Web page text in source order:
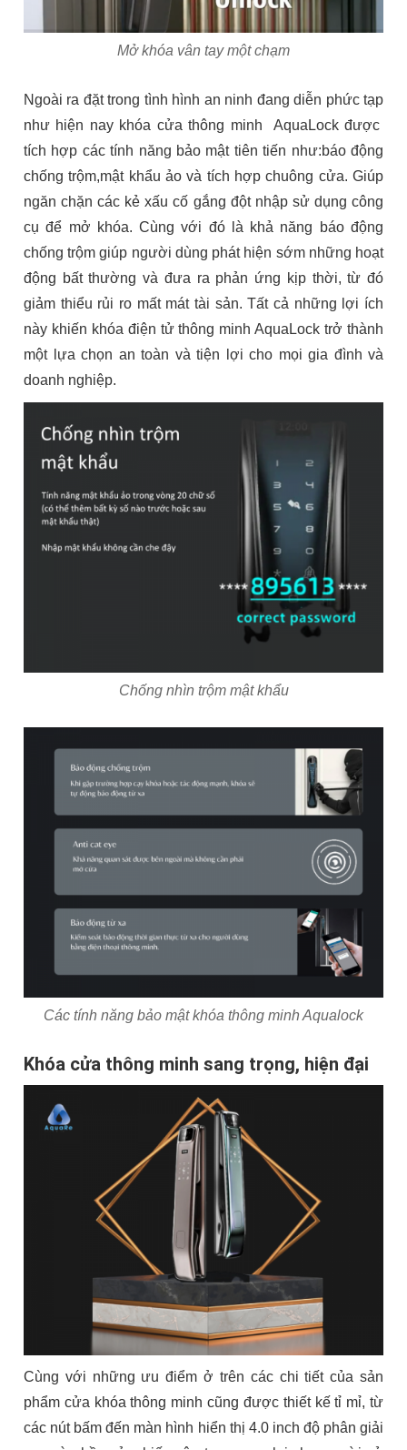
Mở khóa vân tay một chạm
Ngoài ra đặt trong tình hình an ninh đang diễn phức tạp
như hiện nay khóa cửa thông minh AquaLock được
tích hợp các tính năng bảo mật tiên tiến như:báo động
chống trộm,mật khẩu ảo và tích hợp chuông cửa. Giúp
ngăn chặn các kẻ xấu cố gắng đột nhập sử dụng công
cụ để mở khóa. Cùng với đó là khả năng báo động
chống trộm giúp người dùng phát hiện sớm những hoạt
động bất thường và đưa ra phản ứng kịp thời, từ đó
giảm thiểu rủi ro mất mát tài sản. Tất cả những lợi ích
này khiến khóa điện tử thông minh AquaLock trở thành
một lựa chọn an toàn và tiện lợi cho mọi gia đình và
doanh nghiệp.
Chống nhìn trộm mật khẩu
Các tính năng bảo mật khóa thông minh Aqualock
Khóa cửa thông minh sang trọng, hiện đại
Cùng với những ưu điểm ở trên các chi tiết của sản
phẩm cửa khóa thông minh cũng được thiết kế tỉ mỉ, từ
các nút bấm đến màn hình hiển thị 4.0 inch độ phân giải